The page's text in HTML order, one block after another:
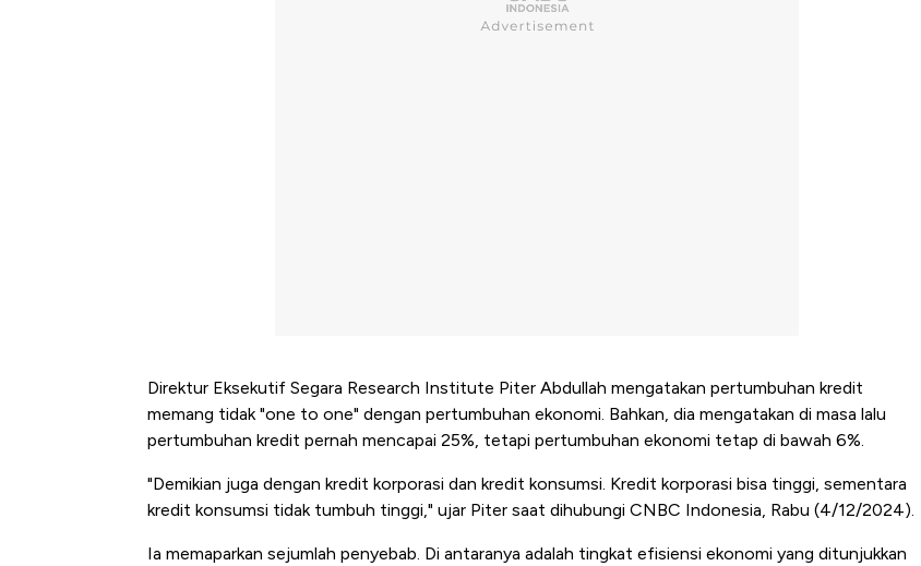
Direktur Eksekutif Segara Research Institute Piter Abdullah mengatakan pertumbuhan kredit
memang tidak "one to one" dengan pertumbuhan ekonomi. Bahkan, dia mengatakan di masa lalu
pertumbuhan kredit pernah mencapai 25%, tetapi pertumbuhan ekonomi tetap di bawah 6%.
"Demikian juga dengan kredit korporasi dan kredit konsumsi. Kredit korporasi bisa tinggi, sementara
kredit konsumsi tidak tumbuh tinggi," ujar Piter saat dihubungi CNBC Indonesia, Rabu (4/12/2024).
Ia memaparkan sejumlah penyebab. Di antaranya adalah tingkat efisiensi ekonomi yang ditunjukkan